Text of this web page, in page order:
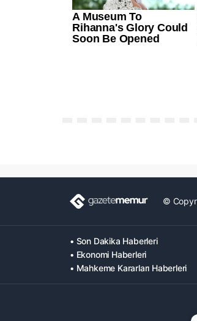
©
• Son Dakika Haberleri
• Ekonomi Haberleri
• Mahkeme Kararları Haberleri